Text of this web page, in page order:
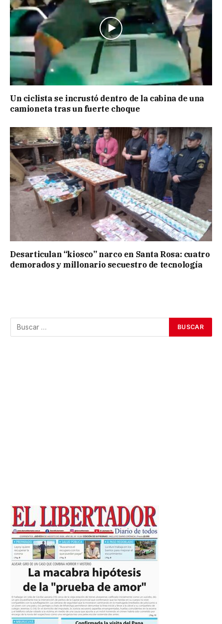
Un ciclista se incrustó dentro de la cabina de una
camioneta tras un fuerte choque
Desarticulan “kiosco” narco en Santa Rosa: cuatro
demorados y millonario secuestro de tecnología